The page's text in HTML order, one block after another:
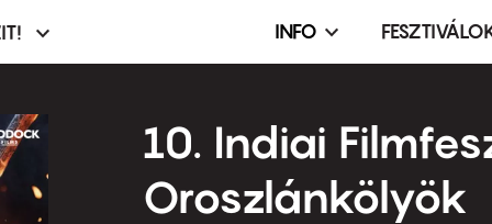
Infó,
terembérlés
menü
INFO
10. Indiai
Oroszlánkölyök